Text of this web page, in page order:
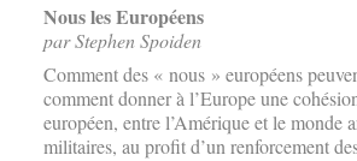
Nous les Européens
par Stephen Spoiden
Comment des « nous » européens
comment donner à l’Europe une
européen, entre l’Amérique et le monde
militaires, au profit d’un renforcement